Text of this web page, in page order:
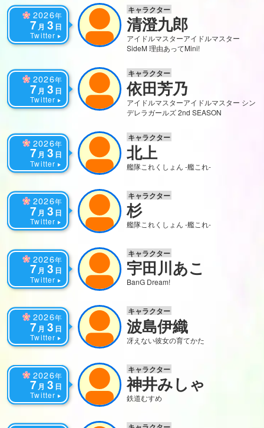
2026年
7月 3 日
Twitter
キャラクター
清澄九郎
アイドルマスターアイドルマスター
SideM 理由あってMini!
2026年
7月 3 日
Twitter
キャラクター
依田芳乃
アイドルマスターアイドルマスター シン
デレラガールズ 2nd SEASON
2026年
7月 3 日
Twitter
キャラクター
北上
艦隊これくしょん -艦これ-
2026年
7月 3 日
Twitter
キャラクター
杉
艦隊これくしょん -艦これ-
2026年
7月 3 日
Twitter
キャラクター
宇田川あこ
BanG Dream!
2026年
7月 3 日
Twitter
キャラクター
波島伊織
冴えない彼女の育てかた
2026年
7月 3 日
Twitter
キャラクター
神井みしゃ
鉄道むすめ